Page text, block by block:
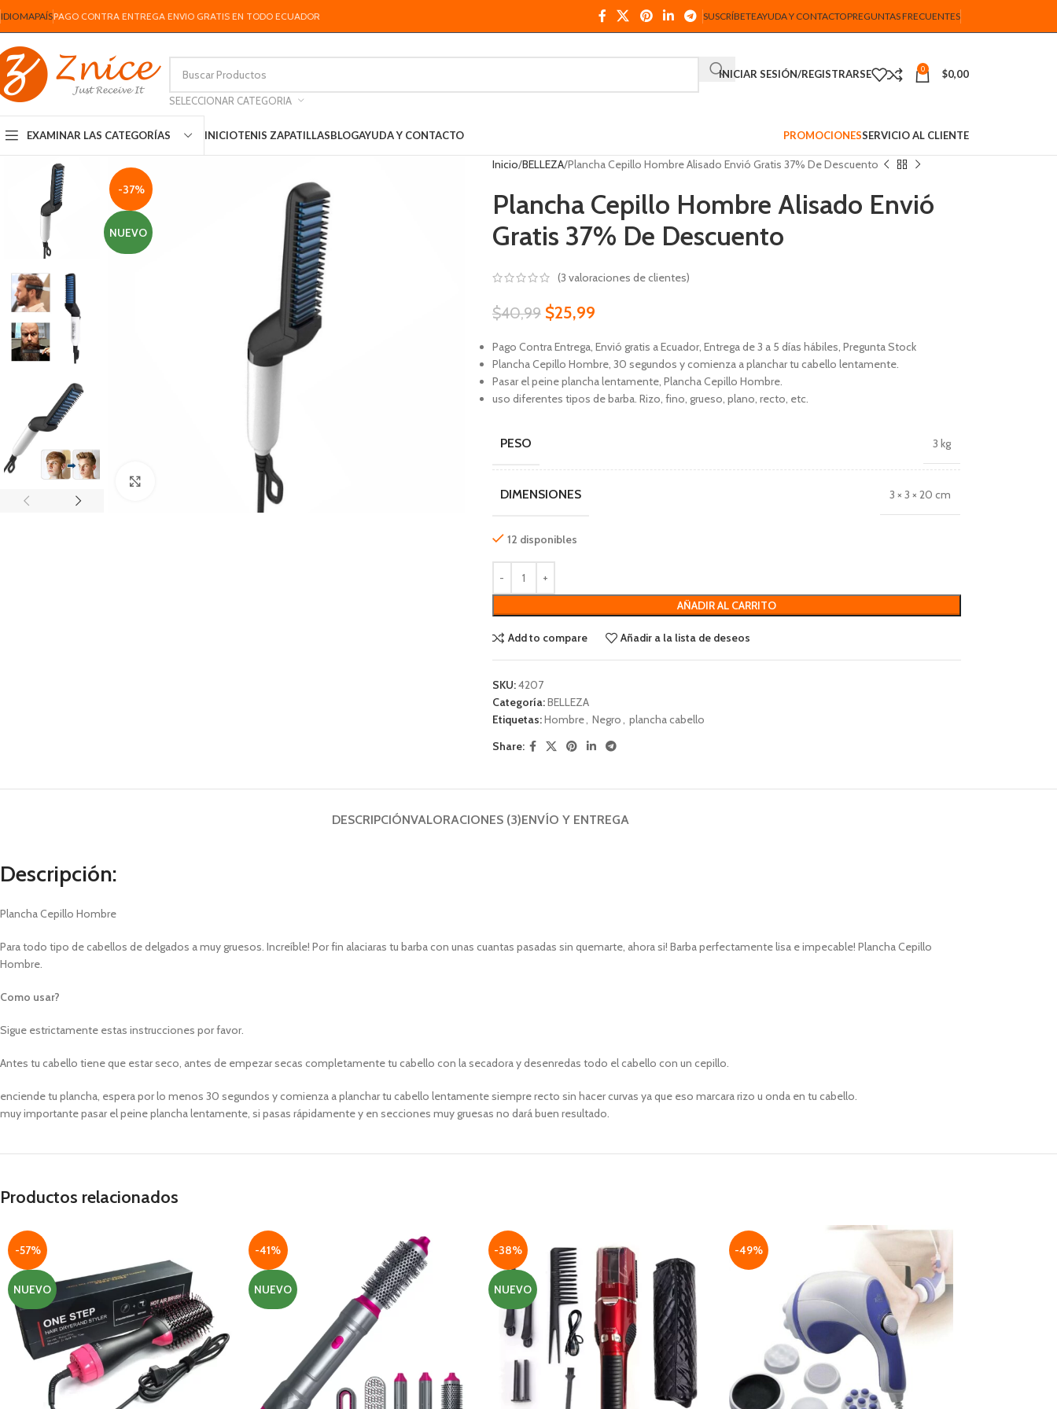
IDIOMAPAÍSPAGO CONTRA ENTREGA ENVIO GRATIS EN TODO ECUADOR SUSCRÍBETEAYUDA Y CONTACTOPREGUNTAS FRECUENTES
SELECCIONAR CATEGORIA
INICIAR SESIÓN/REGISTRARSE 0 $0,00
EXAMINAR LAS CATEGORÍAS INICIOTENIS ZAPATILLASBLOGAYUDA Y CONTACTO PROMOCIONESSERVICIO AL CLIENTE
-37%
NUEVO
Inicio BELLEZA Plancha Cepillo Hombre Alisado Envió Gratis 37% De Descuento
Plancha Cepillo Hombre Alisado Envió
Gratis 37% De Descuento
(3 valoraciones de clientes)
$40,99 $25,99
Pago Contra Entrega, Envió gratis a Ecuador, Entrega de 3 a 5 días hábiles, Pregunta Stock
Plancha Cepillo Hombre, 30 segundos y comienza a planchar tu cabello lentamente.
Pasar el peine plancha lentamente, Plancha Cepillo Hombre.
uso diferentes tipos de barba. Rizo, fino, grueso, plano, recto, etc.
PESO 3 kg
DIMENSIONES 3 × 3 × 20 cm
12 disponibles
AÑADIR AL CARRITO
Add to compare Añadir a la lista de deseos
SKU:4207
Categoría:BELLEZA
Etiquetas:Hombre Negro
plancha cabello
Share:
DESCRIPCIÓNVALORACIONES (3)ENVÍO Y ENTREGA
Descripción:
Plancha Cepillo Hombre
Para todo tipo de cabellos de delgados a muy gruesos. Increíble! Por fin alaciaras tu barba con unas cuantas pasadas sin quemarte, ahora si! Barba perfectamente lisa e impecable! Plancha Cepillo
Hombre.
Como usar?
Sigue estrictamente estas instrucciones por favor.
Antes tu cabello tiene que estar seco, antes de empezar secas completamente tu cabello con la secadora y desenredas todo el cabello con un cepillo.
enciende tu plancha, espera por lo menos 30 segundos y comienza a planchar tu cabello lentamente siempre recto sin hacer curvas ya que eso marcara rizo u onda en tu cabello.
muy importante pasar el peine plancha lentamente, si pasas rápidamente y en secciones muy gruesas no dará buen resultado.
Productos relacionados
-57%
NUEVO
-41%
NUEVO
-38%
NUEVO
-49%